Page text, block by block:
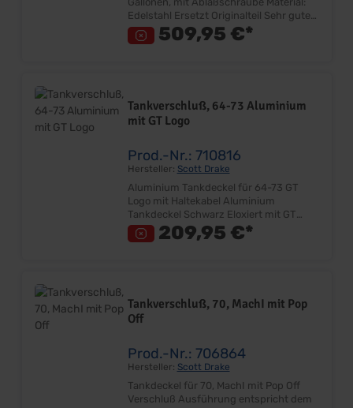
Edelstahl Ersetzt Originalteil Sehr gute
Qualität 20 Gallonen (ca.75 Liter) Mit
Ablaßschraube Made in USA
509,95 €*
Tankverschluß, 64-73 Aluminium
mit GT Logo
Prod.-Nr.: 710816
Hersteller: Scott Drake
Aluminium Tankdeckel für 64-73 GT
Logo mit Haltekabel Aluminium
Tankdeckel Schwarz Eloxiert mit GT
Logo "Resto-Mod" Look Sehr gut
Qualität Twist-On Verschluß Mit209,95 €*
Tankverschluß, 70, MachI mit Pop
Off
Prod.-Nr.: 706864
Hersteller: Scott Drake
Tankdeckel für 70, MachI mit Pop Off
Verschluß Ausführung entspricht dem